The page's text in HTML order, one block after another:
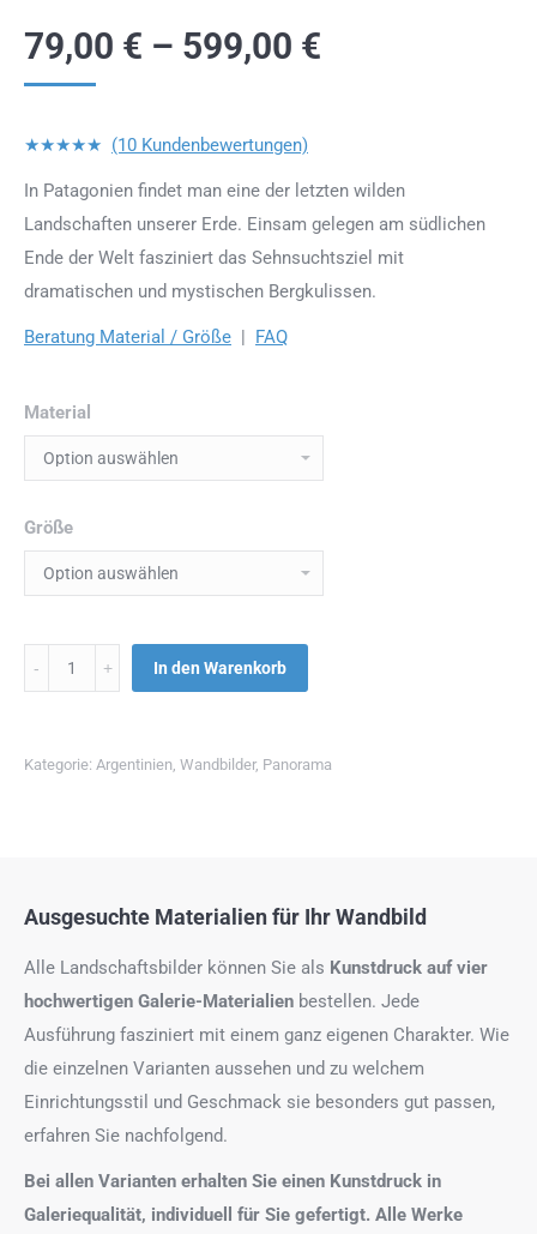
79,00 € – 599,00 €
★★★★★ (10 Kundenbewertungen)
In Patagonien findet man eine der letzten wilden
Landschaften unserer Erde. Einsam gelegen am südlichen
Ende der Welt fasziniert das Sehnsuchtsziel mit
dramatischen und mystischen Bergkulissen.
Beratung Material / Größe | FAQ
Material
Größe
Menge In den Warenkorb
Kategorie: Argentinien Wandbilder, Panorama
Ausgesuchte Materialien für Ihr Wandbild
Alle Landschaftsbilder können Sie als Kunstdruck auf vier
hochwertigen Galerie-Materialien bestellen. Jede
Ausführung fasziniert mit einem ganz eigenen Charakter. Wie
die einzelnen Varianten aussehen und zu welchem
Einrichtungsstil und Geschmack sie besonders gut passen,
erfahren Sie nachfolgend.
Bei allen Varianten erhalten Sie einen Kunstdruck in
Galeriequalität, individuell für Sie gefertigt. Alle Werke